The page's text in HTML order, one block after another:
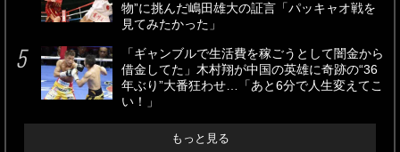
物”に挑んだ嶋田雄大の証言「パッキャオ戦を
見てみたかった」
「ギャンブルで生活費を稼ごうとして闇金から
借金してた」木村翔が中国の英雄に奇跡の“36
年ぶり”大番狂わせ…「あと6分で人生変えてこ
い！」
もっと見る